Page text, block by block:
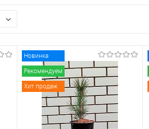
Новинка
Рекомендуем
Хит продаж